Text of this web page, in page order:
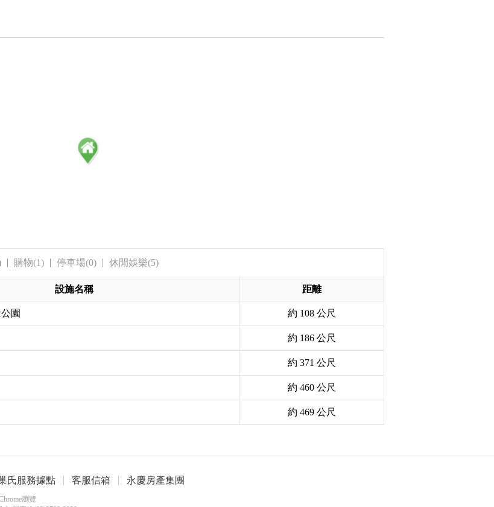
購物(1) 停車場(0) 休閒娛樂(5)
設施名稱 距離
園 約 108 公尺
約 186 公尺
約 371 公尺
約 460 公尺
約 469 公尺
氏服務據點 客服信箱 永慶房產集團
瀏覽